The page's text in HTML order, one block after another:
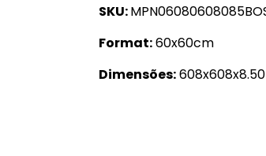
SKU:
Format:60x60cm
Dimensões: